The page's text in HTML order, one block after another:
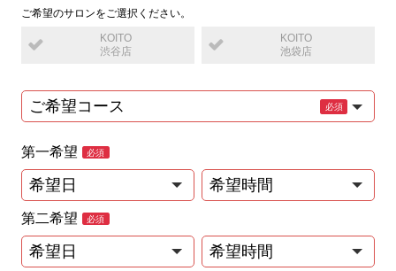
ご希望のサロンをご選択ください。
KOITO
渋谷店
KOITO
池袋店
第一希望
第二希望